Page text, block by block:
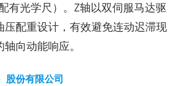
配有光学尺）。Z轴以双伺服马达驱
压配重设计，有效避免连动迟滞现
轴向动能响应。
股份有限公司